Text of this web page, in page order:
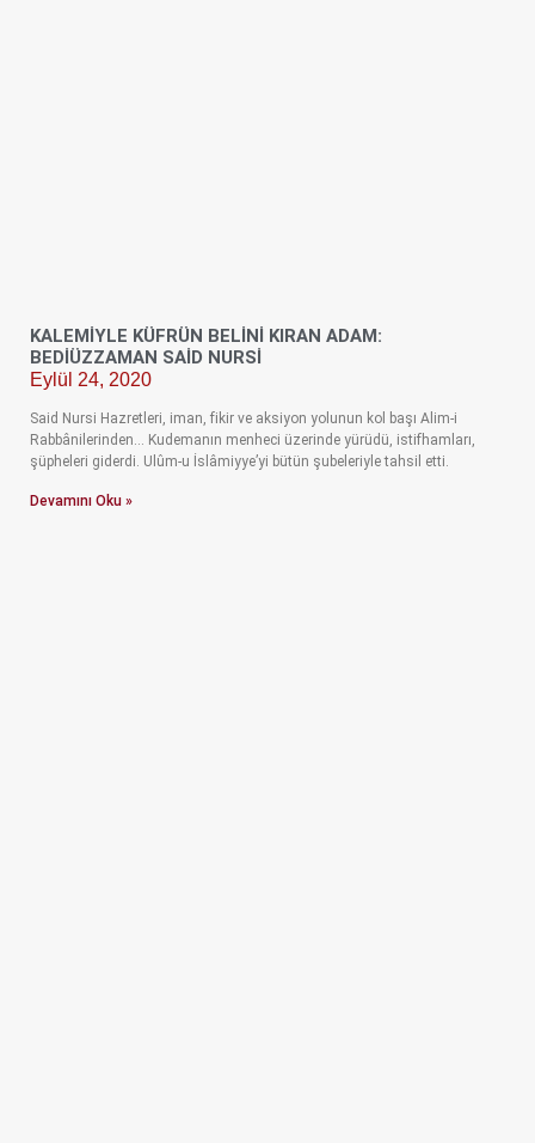
KALEMİYLE KÜFRÜN BELİNİ KIRAN ADAM:
BEDİÜZZAMAN SAİD NURSİ
Eylül 24, 2020
Said Nursi Hazretleri, iman, fikir ve aksiyon yolunun kol başı Alim-i
Rabbânilerinden… Kudemanın menheci üzerinde yürüdü, istifhamları,
şüpheleri giderdi. Ulûm-u İslâmiyye’yi bütün şubeleriyle tahsil etti.
Devamını Oku »